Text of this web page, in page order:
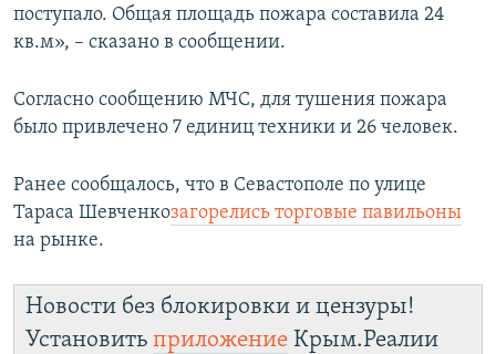
поступало. Общая площадь пожара составила 24
кв.м», – сказано в сообщении.
Согласно сообщению МЧС, для тушения пожара
было привлечено 7 единиц техники и 26 человек.
Ранее сообщалось, что в Севастополе по улице
Тараса Шевченкозагорелись торговые павильоны
на рынке.
Новости без блокировки и цензуры!
Установить приложение Крым.Реалии